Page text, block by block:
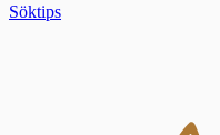
Söktips